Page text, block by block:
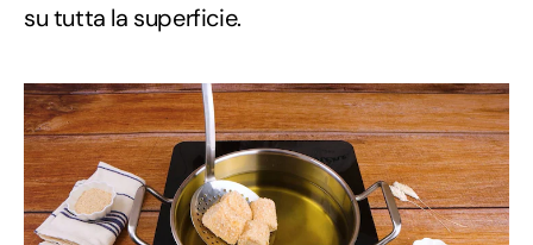
su tutta la superficie.